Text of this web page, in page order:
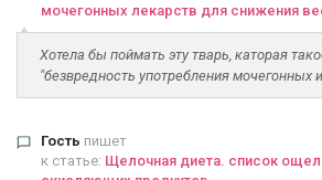
мочегонных лекарств для снижения
Хотела бы поймать эту тварь, каторая
"безвредность употребления мочегонных
Гость пишет
к статье: Щелочная диета. список